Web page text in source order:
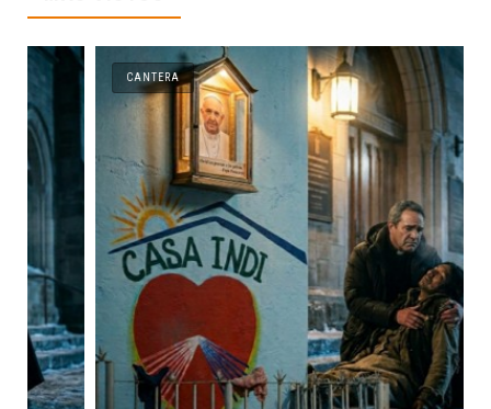
CANTERA